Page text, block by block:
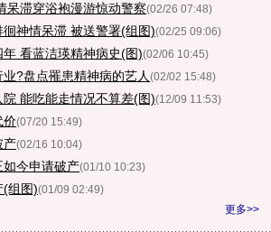
呆滞穿浴袍漫游惊动警察(02/26 07:48)
神情呆滞 被送警署(组图)(02/25 09:06)
看蓝洁瑛精神病史(图)(02/06 10:45)
?盘点罹患精神病的艺人 (02/02 15:48)
能吃能走情况不算差(图)(12/09 11:53)
价(07/20 15:49)
产(02/16 10:04)
今申请破产(01/10 10:23)
(组图)(01/09 02:49)
更多>>